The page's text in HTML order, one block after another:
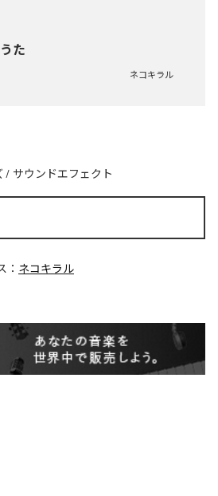
た
ネコキラル
/ サウンドエフェクト
： ネコキラル